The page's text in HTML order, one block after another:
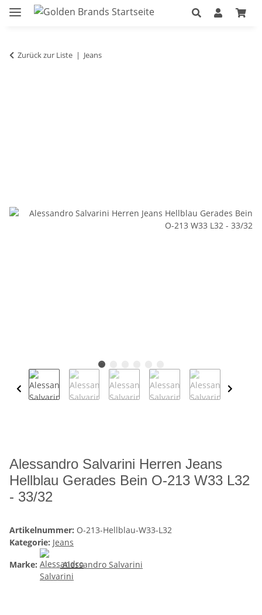
Zurück zur Liste Jeans
Alessandro Salvarini Herren Jeans
Hellblau Gerades Bein O-213 W33 L32
- 33/32
Artikelnummer: O-213-Hellblau-W33-L32
Kategorie: Jeans
Marke:
Alessandro Salvarini